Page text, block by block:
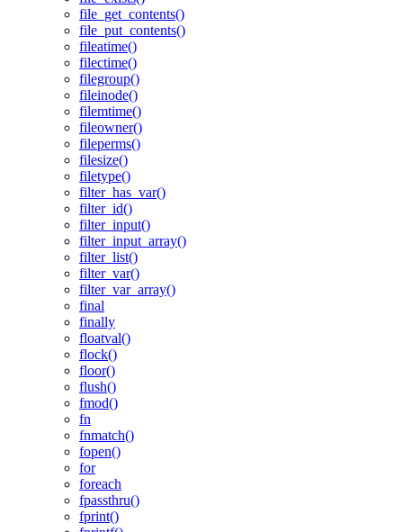
file_get_contents()
file_put_contents()
fileatime()
filectime()
filegroup()
fileinode()
filemtime()
fileowner()
fileperms()
filesize()
filetype()
filter_has_var()
filter_id()
filter_input()
filter_input_array()
filter_list()
filter_var()
filter_var_array()
final
finally
floatval()
flock()
floor()
flush()
fmod()
fn
fnmatch()
fopen()
for
foreach
fpassthru()
fprint()